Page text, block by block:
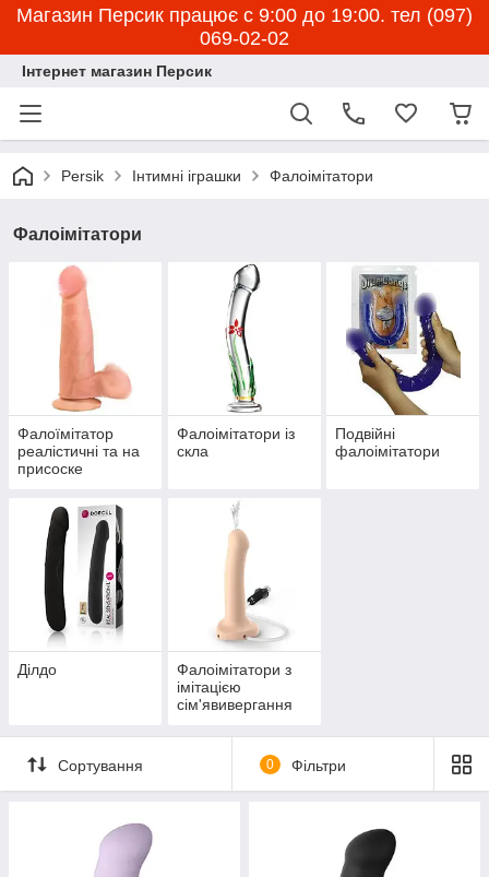
Магазин Персик працює с 9:00 до 19:00. тел (097)
069-02-02
Інтернет магазин Персик
Persik Інтимні іграшки Фалоімітатори
Фалоімітатори
Фалоїмітатор
реалістичні та на
присоске
Фалоімітатори із
скла
Подвійні
фалоімітатори
Ділдо
Фалоімітатори з
імітацією
сім'явивергання
Сортування 0 Фільтри